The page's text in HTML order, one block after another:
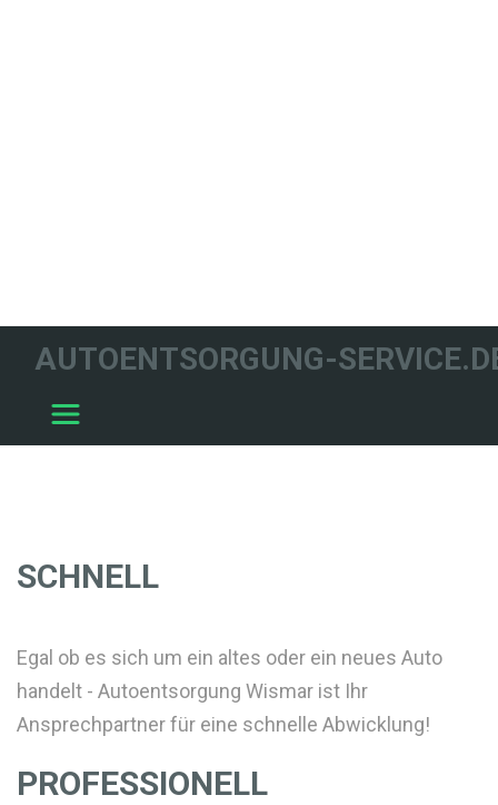
AUTOENTSORGUNG-
SCHNELL
Egal ob es sich um ein altes oder ein neues Auto
handelt - Autoentsorgung Wismar ist Ihr
Ansprechpartner für eine schnelle Abwicklung!
PROFESSIONELL